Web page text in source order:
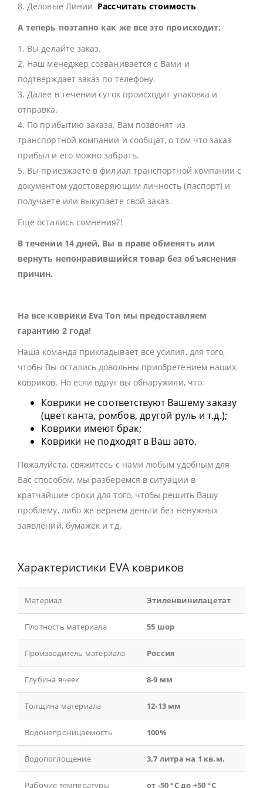
8. Деловые Линии Рассчитать стоимость
А теперь поэтапно как же все это происходит:
1. Вы делайте заказ.
2. Наш менеджер созванивается с Вами и
подтверждает заказ по телефону.
3. Далее в течении суток происходит упаковка и
отправка.
4. По прибытию заказа, Вам позвонят из
транспортной компании и сообщат, о том что заказ
прибыл и его можно забрать.
5. Вы приезжаете в филиал транспортной компании с
документом удостоверяющим личность (паспорт) и
получаете или выкупаете свой заказ.
Еще остались сомнения?!
В течении 14 дней, Вы в праве обменять или
вернуть непонравившийся товар без объяснения
причин.
На все коврики Eva Ton мы предоставляем
гарантию 2 года!
Наша команда прикладывает все усилия, для того,
чтобы Вы остались довольны приобретением наших
ковриков. Но если вдруг вы обнаружили, что:
Коврики не соответствуют Вашему заказу
(цвет канта, ромбов, другой руль и т.д.);
Коврики имеют брак;
Коврики не подходят в Ваш авто.
Пожалуйста, свяжитесь с нами любым удобным для
Вас способом, мы разберемся в ситуации в
кратчайшие сроки для того, чтобы решить Вашу
проблему, либо же вернем деньги без ненужных
заявлений, бумажек и тд.
Характеристики EVA ковриков
Материал Этиленвинилацетат
Плотность материала 55 шор
Производитель материала Россия
Глубина ячеек 8-9 мм
Толщина материала 12-13 мм
Водонепроницаемость 100%
Водопоглощение 3,7 литра на 1 кв.м.
Рабочие температуры от -50 °С до +50 °С